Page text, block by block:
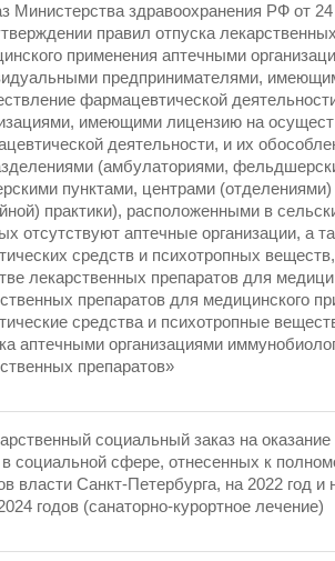
Министерства здравоохранения РФ от 24
правил отпуска
применения аптечными
предпринимателями,
фармацевтической
имеющими лицензию на
деятельности, и их
(амбулаториями,
пунктами, центрами
практики), расположенными в
отсутствуют аптечные организации, а
средств и психотропных
лекарственных препаратов для
препаратов для медицинского
средства и психотропные
аптечными организациями
препаратов»
социальный заказ на
в социальной сфере, отнесенных к
власти Санкт-Петербурга, на 2022 год
годов (санаторно-курортное лечение)